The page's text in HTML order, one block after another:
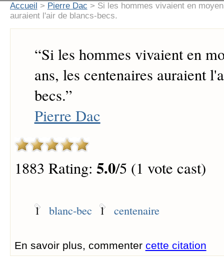
Accueil > Pierre Dac > Si les hommes vivaient en
auraient l'air de blancs-becs.
“Si les hommes vivaient en
ans, les centenaires auraient
becs.”
Pierre Dac
1883 Rating: 5.0/5 (1 vote cast)
1 blanc-bec 1 centenaire
En savoir plus, commenter cette citation